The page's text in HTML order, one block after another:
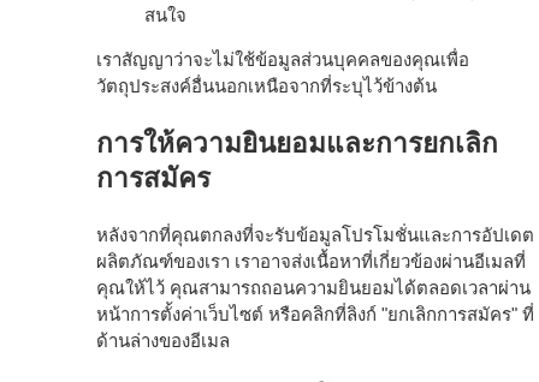
สนใจ
เราสัญญาว่าจะไม่ใช้ข้อมูลส่วนบุคคลของคุณเพื่อ
วัตถุประสงค์อื่นนอกเหนือจากที่ระบุไว้ข้างต้น
การให้ความยินยอมและการยกเลิก
การสมัคร
หลังจากที่คุณตกลงที่จะรับข้อมูลโปรโมชั่นและการอัปเดต
ผลิตภัณฑ์ของเรา เราอาจส่งเนื้อหาที่เกี่ยวข้องผ่านอีเมลที่
คุณให้ไว้ คุณสามารถถอนความยินยอมได้ตลอดเวลาผ่าน
หน้าการตั้งค่าเว็บไซต์ หรือคลิกที่ลิงก์ "ยกเลิกการสมัคร" ที่
ด้านล่างของอีเมล